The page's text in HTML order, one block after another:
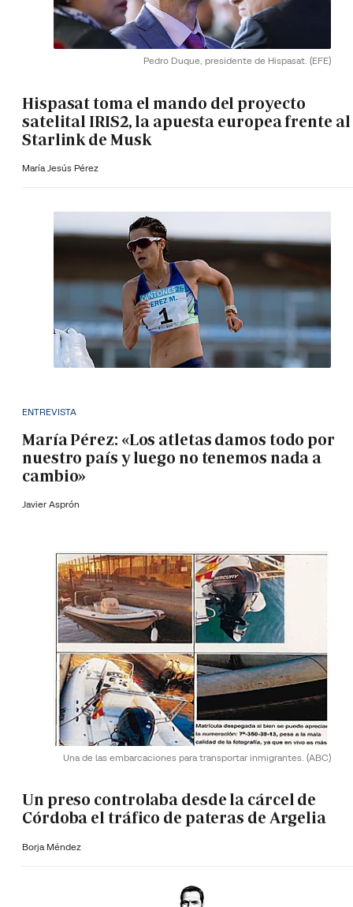
Pedro Duque, presidente de Hispasat. (EFE)
Hispasat toma el mando del proyecto
satelital IRIS2, la apuesta europea frente al
Starlink de Musk
María Jesús Pérez
ENTREVISTA
María Pérez: «Los atletas damos todo por
nuestro país y luego no tenemos nada a
cambio»
Javier Asprón
Una de las embarcaciones para transportar inmigrantes. (ABC)
Un preso controlaba desde la cárcel de
Córdoba el tráfico de pateras de Argelia
Borja Méndez